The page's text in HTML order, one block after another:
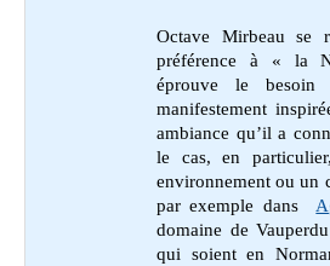
Octave Mirbeau se
préférence à « la
éprouve le besoin
manifestement
ambiance qu’il a
le cas, en
environnement ou un
par exemple dans
domaine de
qui soient en